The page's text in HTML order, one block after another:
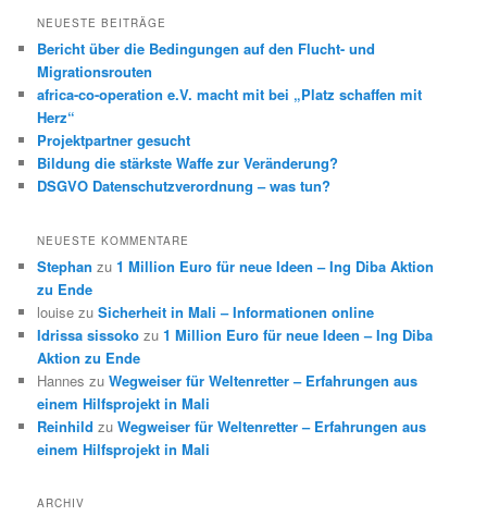
h
n
NEUESTE BEITRÄGE
Bericht über die Bedingungen auf den Flucht- und
Migrationsrouten
africa-co-operation e.V. macht mit bei „Platz schaffen mit
Herz“
Projektpartner gesucht
Bildung die stärkste Waffe zur Veränderung?
DSGVO Datenschutzverordnung – was tun?
NEUESTE KOMMENTARE
Stephan zu1 Million Euro für neue Ideen – Ing Diba Aktion
zu Ende
louise zuSicherheit in Mali – Informationen online
Idrissa sissoko zu1 Million Euro für neue Ideen – Ing Diba
Aktion zu Ende
Hannes zuWegweiser für Weltenretter – Erfahrungen aus
einem Hilfsprojekt in Mali
Reinhild zuWegweiser für Weltenretter – Erfahrungen aus
einem Hilfsprojekt in Mali
ARCHIV